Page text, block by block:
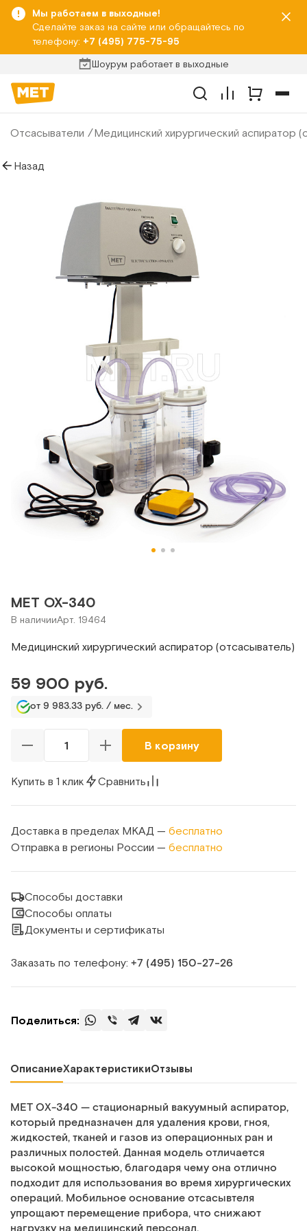
Мы работаем в выходные!
Сделайте заказ на сайте или обращайтесь по
телефону: +7 (495) 775-75-95
Шоурум работает в выходные
Отсасыватели Медицинский хирургический аспиратор
Назад
MET OX-340
В наличииАрт. 19464
Медицинский хирургический аспиратор (отсасыватель)
59 900 руб.
от 9 983.33 руб. / мес.
В корзину
Купить в 1 клик Сравнить
Доставка в пределах МКАД — бесплатно
Отправка в регионы России — бесплатно
Способы доставки
Способы оплаты
Документы и сертификаты
Заказать по телефону: +7 (495) 150‑27‑26
Поделиться:
ОписаниеХарактеристикиОтзывы
MET OX-340 — стационарный вакуумный аспиратор,
который предназначен для удаления крови, гноя,
жидкостей, тканей и газов из операционных ран и
различных полостей. Данная модель отличается
высокой мощностью, благодаря чему она отлично
подходит для использования во время хирургических
операций. Мобильное основание отсасывтеля
упрощают перемещение прибора, что снижают